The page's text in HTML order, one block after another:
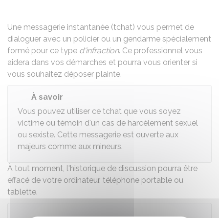
Une messagerie instantanée (tchat) vous permet de
dialoguer avec un policier ou un gendarme spécialement
formé pour ce type d'infraction. Ce professionnel vous
aidera dans vos démarches et pourra vous orienter si
vous souhaitez déposer plainte.
À savoir
Vous pouvez utiliser ce tchat que vous soyez
victime ou témoin d'un cas de harcèlement sexuel
ou sexiste. Cette messagerie est ouverte aux
majeurs comme aux mineurs.
À tout moment, l'historique de discussion pourra être
effacé de votre ordinateur, téléphone portable ou
tablette.